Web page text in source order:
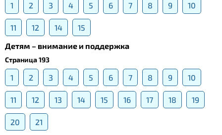
1 2 3 4 5 6 7 8 9 10
11 12 14
15
Детям – внимание и поддержка
Страница 193
1 2 3 4 5 6 7 8 9 10
11 12 13 14 15 16 17 18 19
20
21